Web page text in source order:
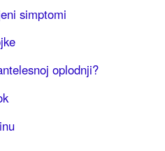
simptomi
oplodnji?